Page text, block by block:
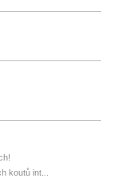
koutů int...